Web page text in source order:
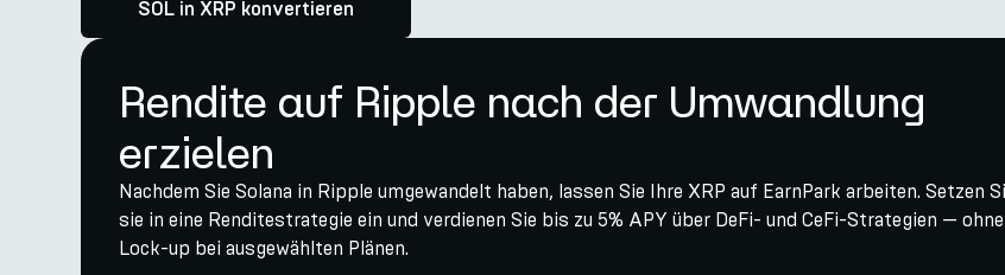
SOL in XRP konvertieren
Rendite auf Ripple nach der Umwandlung
erzielen
Nachdem Sie Solana in Ripple umgewandelt haben, lassen Sie Ihre XRP auf EarnPark arbeiten. Setzen
sie in eine Renditestrategie ein und verdienen Sie bis zu 5% APY über DeFi- und CeFi-Strategien — ohne
Lock-up bei ausgewählten Plänen.